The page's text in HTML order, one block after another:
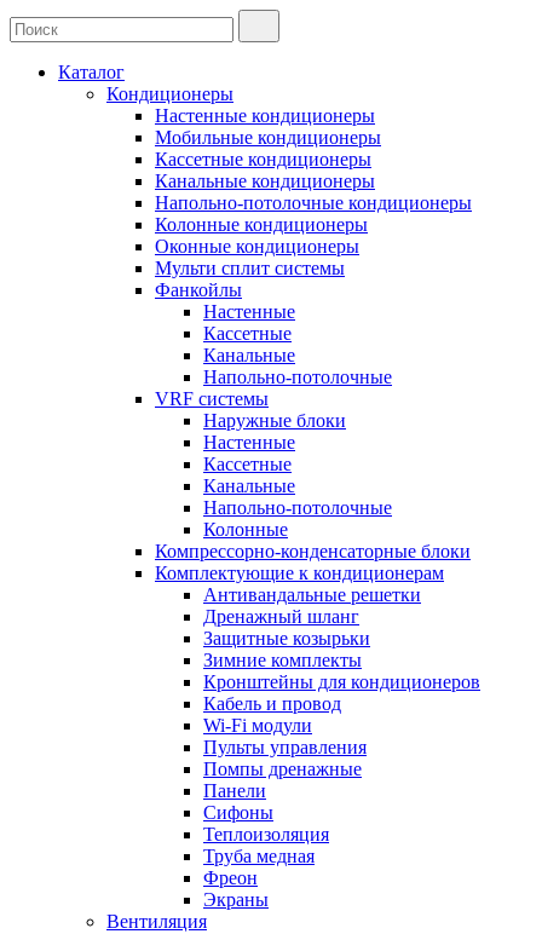
Каталог
Кондиционеры
Настенные кондиционеры
Мобильные кондиционеры
Кассетные кондиционеры
Канальные кондиционеры
Напольно-потолочные кондиционеры
Колонные кондиционеры
Оконные кондиционеры
Мульти сплит системы
Фанкойлы
Настенные
Кассетные
Канальные
Напольно-потолочные
VRF системы
Наружные блоки
Настенные
Кассетные
Канальные
Напольно-потолочные
Колонные
Компрессорно-конденсаторные блоки
Комплектующие к кондиционерам
Антивандальные решетки
Дренажный шланг
Защитные козырьки
Зимние комплекты
Кронштейны для кондиционеров
Кабель и провод
Wi-Fi модули
Пульты управления
Помпы дренажные
Панели
Сифоны
Теплоизоляция
Труба медная
Фреон
Экраны
Вентиляция